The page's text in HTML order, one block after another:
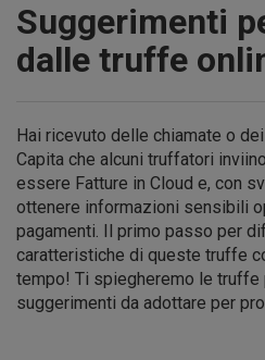
Suggerimenti
dalle truffe
Hai ricevuto delle chiamate o
Capita che alcuni truffatori
essere Fatture in Cloud e, con
ottenere informazioni sensibili
pagamenti. Il primo passo per
caratteristiche di queste truffe
tempo! Ti spiegheremo le truffe
suggerimenti da adottare per